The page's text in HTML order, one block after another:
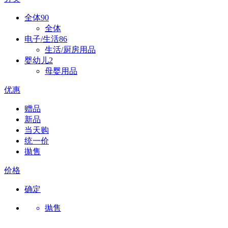
全体90
全体
电子/生活86
生活/厨房用品
婴幼儿2
母婴用品
优惠
赠品
新品
当天购
统一价
拋售
价格
确定
抛售